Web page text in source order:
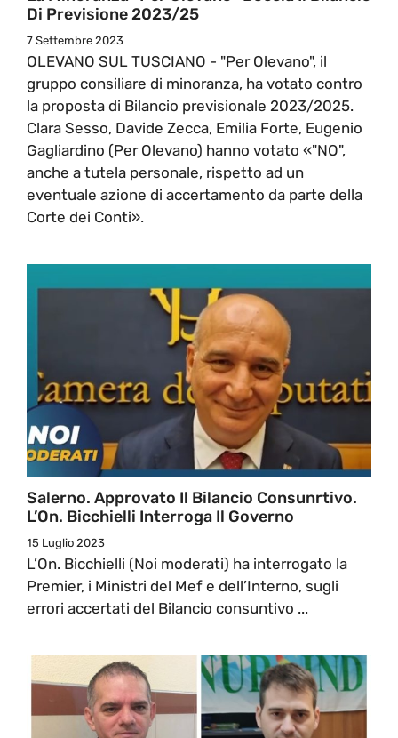
Di Previsione 2023/25
7 Settembre 2023
OLEVANO SUL TUSCIANO - "Per Olevano", il
gruppo consiliare di minoranza, ha votato contro
la proposta di Bilancio previsionale 2023/2025.
Clara Sesso, Davide Zecca, Emilia Forte, Eugenio
Gagliardino (Per Olevano) hanno votato «"NO",
anche a tutela personale, rispetto ad un
eventuale azione di accertamento da parte della
Corte dei Conti».
Salerno. Approvato Il Bilancio Consunrtivo.
L’On. Bicchielli Interroga Il Governo
15 Luglio 2023
L’On. Bicchielli (Noi moderati) ha interrogato la
Premier, i Ministri del Mef e dell’Interno, sugli
errori accertati del Bilancio consuntivo ...